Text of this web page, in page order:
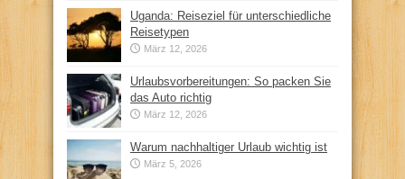
Uganda: Reiseziel für unterschiedliche
Reisetypen
März 12, 2026
Urlaubsvorbereitungen: So packen Sie
das Auto richtig
März 12, 2026
Warum nachhaltiger Urlaub wichtig ist
März 5, 2026